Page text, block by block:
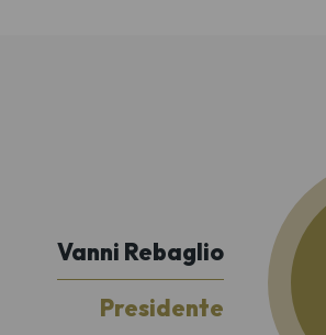
Vanni Rebaglio
Presidente